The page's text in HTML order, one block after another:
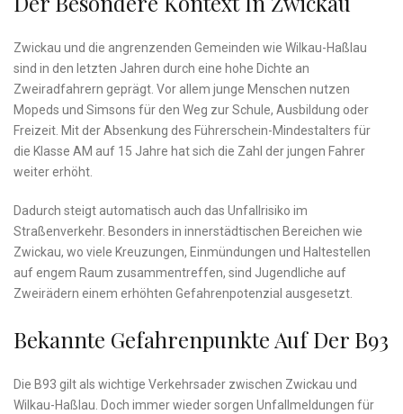
Zwickau und die angrenzenden Gemeinden wie Wilkau-Haßlau
sind in den letzten Jahren durch eine hohe Dichte an
Zweiradfahrern geprägt. Vor allem junge Menschen nutzen
Mopeds und Simsons für den Weg zur Schule, Ausbildung oder
Freizeit. Mit der Absenkung des Führerschein-Mindestalters für
die Klasse AM auf 15 Jahre hat sich die Zahl der jungen Fahrer
weiter erhöht.
Dadurch steigt automatisch auch das Unfallrisiko im
Straßenverkehr. Besonders in innerstädtischen Bereichen wie
Zwickau, wo viele Kreuzungen, Einmündungen und Haltestellen
auf engem Raum zusammentreffen, sind Jugendliche auf
Zweirädern einem erhöhten Gefahrenpotenzial ausgesetzt.
Bekannte Gefahrenpunkte Auf Der B93
Die B93 gilt als wichtige Verkehrsader zwischen Zwickau und
Wilkau-Haßlau. Doch immer wieder sorgen Unfallmeldungen für